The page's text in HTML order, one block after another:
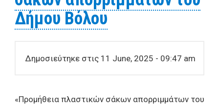
“Κούκος” της Διεύθυνσης Κοιμητηρίων
του Δήμου Βόλου»
Δήμου Βόλου
Δημοσιεύτηκε στις 11 June, 2025 - 09:47 am
«Προμήθεια πλαστικών σάκων απορριμμάτων του